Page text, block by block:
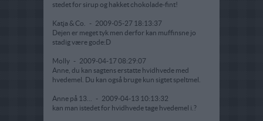
stedet for sirup og hakket chokolade-fint!
Katja & Co. - 2009-05-27 18:13:37
Dejen er meget tyk men derfor kan muffinsne jo
stadig være gode:D
Molly - 2009-04-17 08:29:07
Anne, du kan sagtens erstatte hvidhvede med
hvedemel. Du kan også bruge kun sigtet speltmel.
Anne på 13... - 2009-04-13 10:13:32
kan man istedet for hvidhvede tage hvedemel i.?